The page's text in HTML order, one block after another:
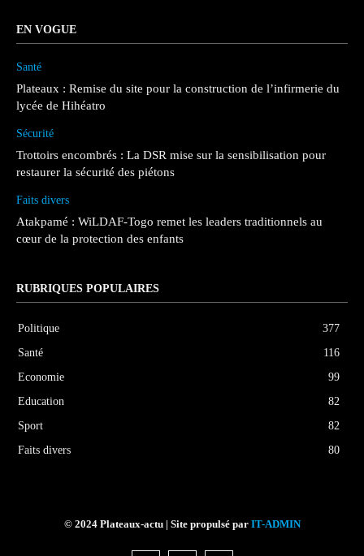
EN VOGUE
Santé
Plateaux : Remise du site pour la construction de l’infirmerie du
lycée de Hihéatro
Sécurité
Trottoirs encombrés : La DSR mise sur la sensibilisation pour
restaurer la sécurité des piétons
Faits divers
Atakpamé : WiLDAF-Togo remet les leaders traditionnels au
cœur de la protection des enfants
RUBRIQUES POPULAIRES
Politique
377
Santé
116
Economie
99
Education
82
Sport
82
Faits divers
80
© 2024 Plateaux-actu | Site propulsé par IT-ADMIN